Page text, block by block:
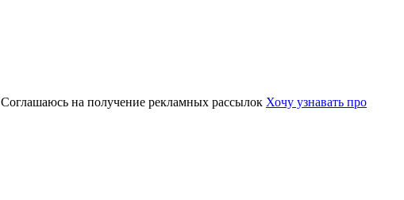
Соглашаюсь на получение рекламных рассылок Хочу узнавать про